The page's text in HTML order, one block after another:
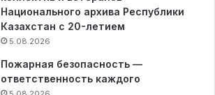
Национального архива Республики
Казахстан с 20-летием
5.08.2026
Пожарная безопасность —
ответственность каждого